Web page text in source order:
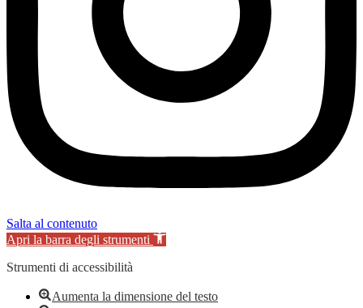
Salta al contenuto
Apri la barra degli strumenti
Strumenti di accessibilità
Aumenta la dimensione del testo